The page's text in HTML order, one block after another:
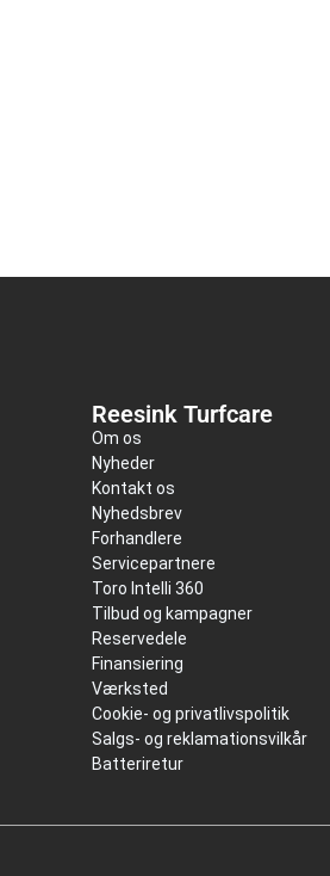
Reesink Turfcare
Om os
Nyheder
Kontakt os
Nyhedsbrev
Forhandlere
Servicepartnere
Toro Intelli 360
Tilbud og kampagner
Reservedele
Finansiering
Værksted
Cookie- og privatlivspolitik
Salgs- og reklamationsvilkår
Batteriretur